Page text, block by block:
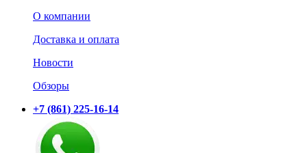
О компании
Доставка и оплата
Новости
Обзоры
+7 (861) 225-16-14